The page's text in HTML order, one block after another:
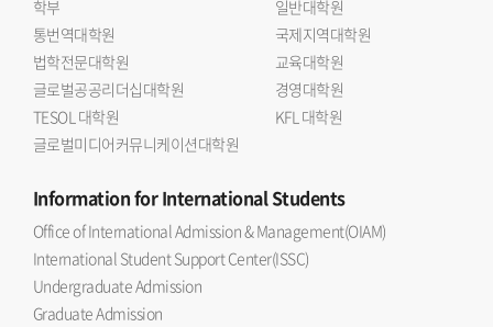
학부
일반대학원
통번역대학원
국제지역대학원
법학전문대학원
교육대학원
글로벌공공리더십대학원
경영대학원
TESOL 대학원
KFL 대학원
글로벌미디어커뮤니케이션대학원
Informationfor International Students
Office of International Admission & Management(OIAM)
International Student Support Center(ISSC)
Undergraduate Admission
Graduate Admission